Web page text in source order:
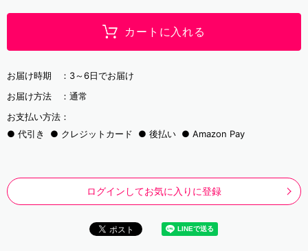
カートに入れる
お届け時期 ： 3～6日でお届け
お届け方法 ： 通常
お支払い方法：
代引き
クレジットカード 後払い Amazon Pay
ログインしてお気に入りに登録